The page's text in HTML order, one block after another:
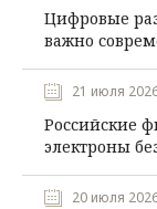
Цифровые
важно
21 июля
Российские
электроны
20 июля